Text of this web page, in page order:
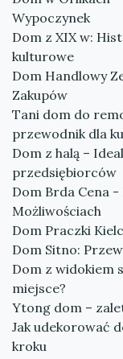
Wypoczynek
Dom z XIX w:
kulturowe
Dom Handlowy
Zakupów
Tani dom do
przewodnik dla
Dom z halą –
przedsiębiorców
Dom Brda Cena
Możliwościach
Dom Praczki
Dom Sitno:
Dom z widokiem
miejsce?
Ytong dom –
Jak udekorować
kroku